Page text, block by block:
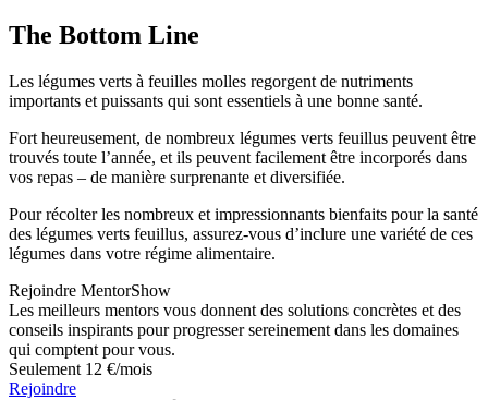
The Bottom Line
Les légumes verts à feuilles molles regorgent de nutriments
importants et puissants qui sont essentiels à une bonne santé.
Fort heureusement, de nombreux légumes verts feuillus peuvent être
trouvés toute l’année, et ils peuvent facilement être incorporés dans
vos repas – de manière surprenante et diversifiée.
Pour récolter les nombreux et impressionnants bienfaits pour la santé
des légumes verts feuillus, assurez-vous d’inclure une variété de ces
légumes dans votre régime alimentaire.
Rejoindre MentorShow
Les meilleurs mentors vous donnent des solutions concrètes et des
conseils inspirants pour progresser sereinement dans les domaines
qui comptent pour vous.
Seulement 12 €/mois
Rejoindre